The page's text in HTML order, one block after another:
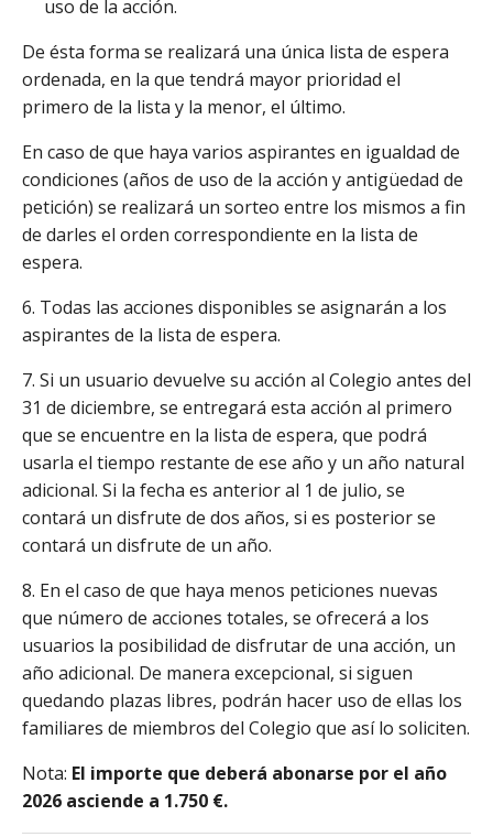
uso de la acción.
De ésta forma se realizará una única lista de espera
ordenada, en la que tendrá mayor prioridad el
primero de la lista y la menor, el último.
En caso de que haya varios aspirantes en igualdad de
condiciones (años de uso de la acción y antigüedad de
petición) se realizará un sorteo entre los mismos a fin
de darles el orden correspondiente en la lista de
espera.
6. Todas las acciones disponibles se asignarán a los
aspirantes de la lista de espera.
7. Si un usuario devuelve su acción al Colegio antes del
31 de diciembre, se entregará esta acción al primero
que se encuentre en la lista de espera, que podrá
usarla el tiempo restante de ese año y un año natural
adicional. Si la fecha es anterior al 1 de julio, se
contará un disfrute de dos años, si es posterior se
contará un disfrute de un año.
8. En el caso de que haya menos peticiones nuevas
que número de acciones totales, se ofrecerá a los
usuarios la posibilidad de disfrutar de una acción, un
año adicional. De manera excepcional, si siguen
quedando plazas libres, podrán hacer uso de ellas los
familiares de miembros del Colegio que así lo soliciten.
Nota: El importe que deberá abonarse por el año
2026 asciende a 1.750 €.